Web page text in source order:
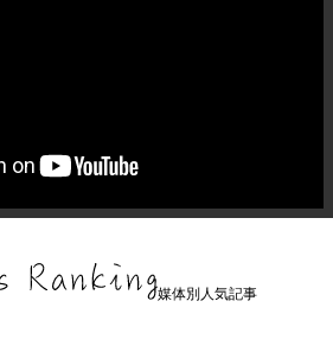
媒体別人気記事